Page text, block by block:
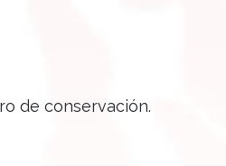
de conservación.